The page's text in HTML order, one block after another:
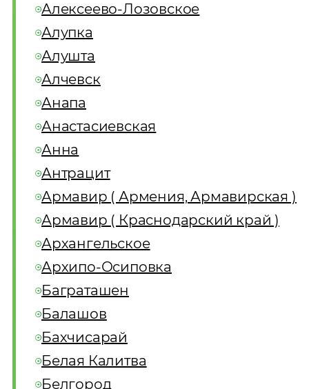
Алексеево-Лозовское
Алупка
Алушта
Алчевск
Анапа
Анастасиевская
Анна
Антрацит
Армавир ( Армения, Армавирская )
Армавир ( Краснодарский край )
Архангельское
Архипо-Осиповка
Баграташен
Балашов
Бахчисарай
Белая Калитва
Белгород